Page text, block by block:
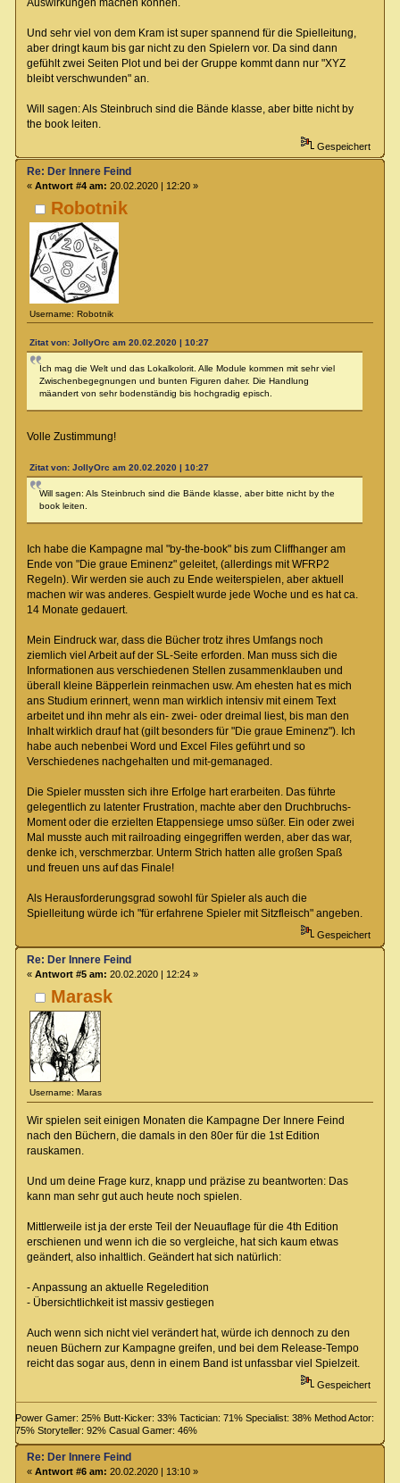
Auswirkungen machen können.
Und sehr viel von dem Kram ist super spannend für die Spielleitung,
aber dringt kaum bis gar nicht zu den Spielern vor. Da sind dann
gefühlt zwei Seiten Plot und bei der Gruppe kommt dann nur "XYZ
bleibt verschwunden" an.
Will sagen: Als Steinbruch sind die Bände klasse, aber bitte nicht by
the book leiten.
Gespeichert
Robotnik
Username: Robotnik
Re: Der Innere Feind
« Antwort #4 am: 20.02.2020 | 12:20 »
Zitat von: JollyOrc am 20.02.2020 | 10:27
Ich mag die Welt und das Lokalkolorit. Alle Module kommen mit sehr viel
Zwischenbegegnungen und bunten Figuren daher. Die Handlung
mäandert von sehr bodenständig bis hochgradig episch.
Volle Zustimmung!
Zitat von: JollyOrc am 20.02.2020 | 10:27
Will sagen: Als Steinbruch sind die Bände klasse, aber bitte nicht by the
book leiten.
Ich habe die Kampagne mal "by-the-book" bis zum Cliffhanger am
Ende von "Die graue Eminenz" geleitet, (allerdings mit WFRP2
Regeln). Wir werden sie auch zu Ende weiterspielen, aber aktuell
machen wir was anderes. Gespielt wurde jede Woche und es hat ca.
14 Monate gedauert.
Mein Eindruck war, dass die Bücher trotz ihres Umfangs noch
ziemlich viel Arbeit auf der SL-Seite erforden. Man muss sich die
Informationen aus verschiedenen Stellen zusammenklauben und
überall kleine Bäpperlein reinmachen usw. Am ehesten hat es mich
ans Studium erinnert, wenn man wirklich intensiv mit einem Text
arbeitet und ihn mehr als ein- zwei- oder dreimal liest, bis man den
Inhalt wirklich drauf hat (gilt besonders für "Die graue Eminenz"). Ich
habe auch nebenbei Word und Excel Files geführt und so
Verschiedenes nachgehalten und mit-gemanaged.
Die Spieler mussten sich ihre Erfolge hart erarbeiten. Das führte
gelegentlich zu latenter Frustration, machte aber den Druchbruchs-
Moment oder die erzielten Etappensiege umso süßer. Ein oder zwei
Mal musste auch mit railroading eingegriffen werden, aber das war,
denke ich, verschmerzbar. Unterm Strich hatten alle großen Spaß
und freuen uns auf das Finale!
Als Herausforderungsgrad sowohl für Spieler als auch die
Spielleitung würde ich "für erfahrene Spieler mit Sitzfleisch" angeben.
Gespeichert
Marask
Username: Maras
Re: Der Innere Feind
« Antwort #5 am: 20.02.2020 | 12:24 »
Wir spielen seit einigen Monaten die Kampagne Der Innere Feind
nach den Büchern, die damals in den 80er für die 1st Edition
rauskamen.
Und um deine Frage kurz, knapp und präzise zu beantworten: Das
kann man sehr gut auch heute noch spielen.
Mittlerweile ist ja der erste Teil der Neuauflage für die 4th Edition
erschienen und wenn ich die so vergleiche, hat sich kaum etwas
geändert, also inhaltlich. Geändert hat sich natürlich:
- Anpassung an aktuelle Regeledition
- Übersichtlichkeit ist massiv gestiegen
Auch wenn sich nicht viel verändert hat, würde ich dennoch zu den
neuen Büchern zur Kampagne greifen, und bei dem Release-Tempo
reicht das sogar aus, denn in einem Band ist unfassbar viel Spielzeit.
Gespeichert
Power Gamer: 25% Butt-Kicker: 33% Tactician: 71% Specialist: 38% Method Actor:
75% Storyteller: 92% Casual Gamer: 46%
Re: Der Innere Feind
« Antwort #6 am: 20.02.2020 | 13:10 »